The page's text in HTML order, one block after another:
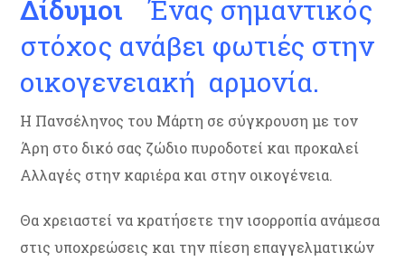
Δίδυμοι
Ένας σημαντικός
στόχος ανάβει φωτιές στην
οικογενειακή αρμονία.
Η Πανσέληνος του Μάρτη σε σύγκρουση με τον
Άρη στο δικό σας ζώδιο πυροδοτεί και προκαλεί
Αλλαγές στην καριέρα και στην οικογένεια.
Θα χρειαστεί να κρατήσετε την ισορροπία ανάμεσα
στις υποχρεώσεις και την πίεση επαγγελματικών